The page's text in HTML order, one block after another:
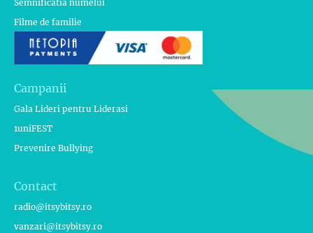
Semnificatia numelui
Filme de familie
Campanii
Gala Lideri pentru Liderasi
1uniFEST
Prevenire Bullying
Contact
radio@itsybitsy.ro
vanzari@itsybitsy.ro